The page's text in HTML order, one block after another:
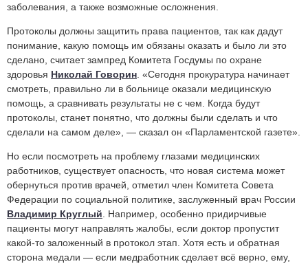
заболевания, а также возможные осложнения.
Протоколы должны защитить права пациентов, так как дадут
понимание, какую помощь им обязаны оказать и было ли это
сделано, считает зампред Комитета Госдумы по охране
здоровья Николай Говорин . «Сегодня прокуратура начинает
смотреть, правильно ли в больнице оказали медицинскую
помощь, а сравнивать результаты не с чем. Когда будут
протоколы, станет понятно, что должны были сделать и что
сделали на самом деле», — сказал он «Парламентской газете».
Но если посмотреть на проблему глазами медицинских
работников, существует опасность, что новая система может
обернуться против врачей, отметил член Комитета Совета
Федерации по социальной политике, заслуженный врач России
Владимир Круглый . Например, особенно придирчивые
пациенты могут направлять жалобы, если доктор пропустит
какой-то заложенный в протокол этап. Хотя есть и обратная
сторона медали — если медработник сделает всё верно, ему,